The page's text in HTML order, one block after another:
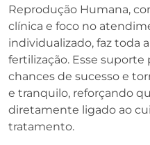
Reprodução Humana,
clínica e foco no
individualizado, faz toda
fertilização. Esse
chances de sucesso e
e tranquilo, reforçando
diretamente ligado ao
tratamento.